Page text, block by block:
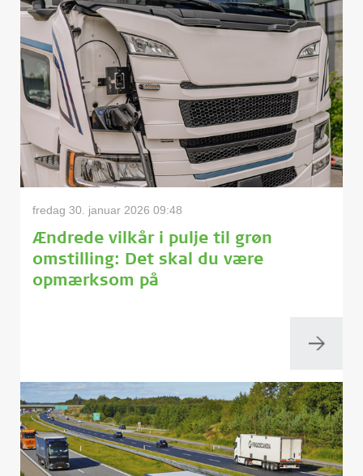
fredag 30. januar 2026 09:48
Ændrede vilkår i pulje til grøn
omstilling: Det skal du være
opmærksom på